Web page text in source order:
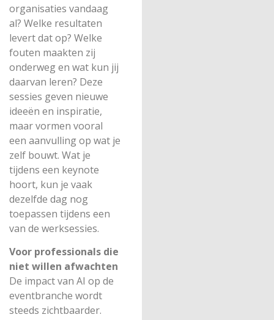
organisaties vandaag
al? Welke resultaten
levert dat op? Welke
fouten maakten zij
onderweg en wat kun jij
daarvan leren? Deze
sessies geven nieuwe
ideeën en inspiratie,
maar vormen vooral
een aanvulling op wat je
zelf bouwt. Wat je
tijdens een keynote
hoort, kun je vaak
dezelfde dag nog
toepassen tijdens een
van de werksessies.
Voor professionals die
niet willen afwachten
De impact van AI op de
eventbranche wordt
steeds zichtbaarder.